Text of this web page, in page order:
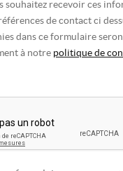
souhaitez recevoir ces
de contact ci
dans ce formulaire
à notre politique de